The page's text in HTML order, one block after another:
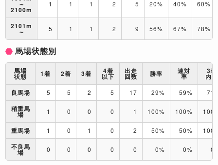
～
2100m
1 1 1 2 5 20% 40% 60%
2101m
～ 5 1 1 2 9 56% 67% 78%
馬場状態別
馬場
状態 1着 2着 3着 4着
以下
出走
回数 勝率 連対
率
3着
内率
良馬場
5 5 2 5 17 29% 59%
稍重馬
場 1 0 0 0 1 100% 100%
重馬場 1 0 1 0 2 50% 50%
不良馬
場 0 0 0 0 0 0% 0%